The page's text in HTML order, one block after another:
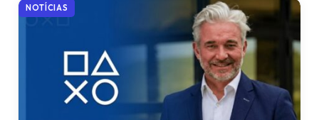
NOTÍCIAS